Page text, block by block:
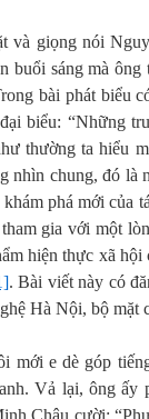
và giọng nói
buổi sáng mà
bài phát biểu
biểu: “Những
thường ta hiểu
nhìn chung, đó là
phá mới của
gia với một
hiện thực xã
. Bài viết này có
Hà Nội, bộ mặt
mới e dè góp
Vả lại, ông ấy
Châu cười: